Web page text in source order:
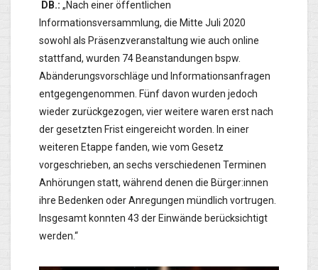
DB.: „Nach einer öffentlichen
Informationsversammlung, die Mitte Juli 2020
sowohl als Präsenzveranstaltung wie auch online
stattfand, wurden 74 Beanstandungen bspw.
Abänderungsvorschläge und Informationsanfragen
entgegengenommen. Fünf davon wurden jedoch
wieder zurückgezogen, vier weitere waren erst nach
der gesetzten Frist eingereicht worden. In einer
weiteren Etappe fanden, wie vom Gesetz
vorgeschrieben, an sechs verschiedenen Terminen
Anhörungen statt, während denen die Bürger:innen
ihre Bedenken oder Anregungen mündlich vortrugen.
Insgesamt konnten 43 der Einwände berücksichtigt
werden.“